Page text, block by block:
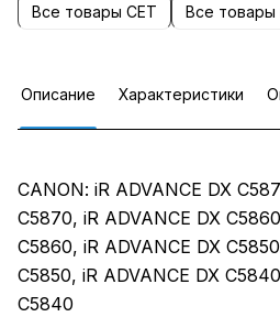
Все товары CET Все товары
Описание Характеристики
CANON: iR ADVANCE DX
C5870, iR ADVANCE DX
C5860, iR ADVANCE DX
C5850, iR ADVANCE DX
C5840